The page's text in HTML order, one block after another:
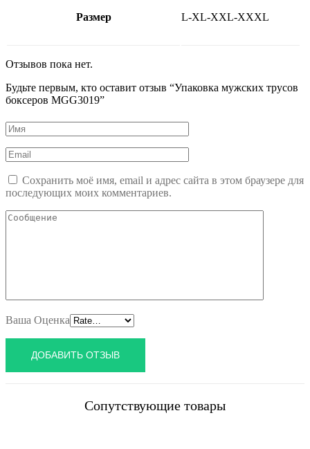
Размер L-XL-XXL-XXXL
Отзывов пока нет.
Будьте первым, кто оставит отзыв “Упаковка мужских трусов
боксеров MGG3019”
Сохранить моё имя, email и адрес сайта в этом браузере для
последующих моих комментариев.
Ваша Оценка
Сопутствующие товары